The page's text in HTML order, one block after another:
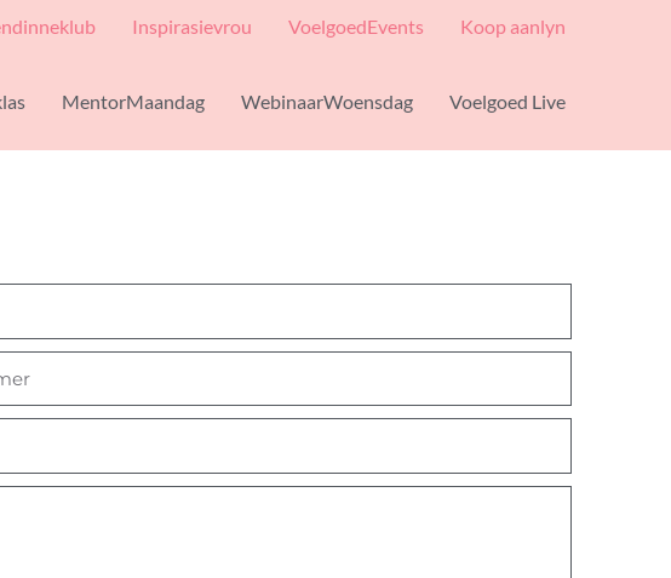
Inspirasievrou VoelgoedEvents Koop aanlyn
MentorMaandag WebinaarWoensdag Voelgoed Live